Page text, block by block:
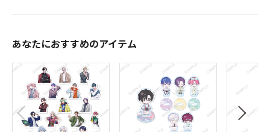
あなたにおすすめのアイテム